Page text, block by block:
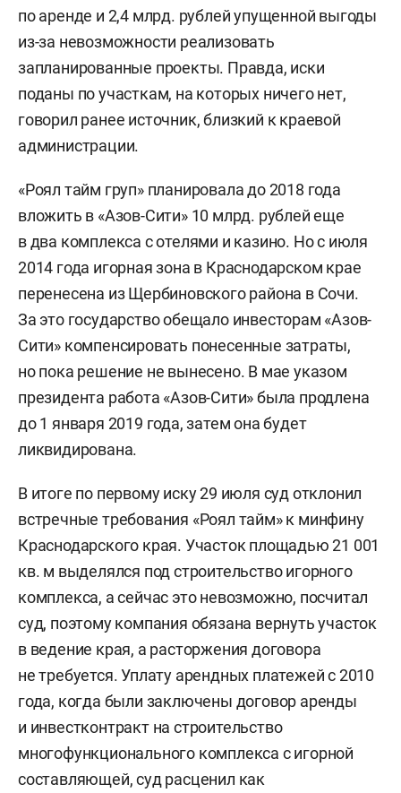
по аренде и 2,4 млрд. рублей упущенной выгоды
из-за невозможности реализовать
запланированные проекты. Правда, иски
поданы по участкам, на которых ничего нет,
говорил ранее источник, близкий к краевой
администрации.
«Роял тайм груп» планировала до 2018 года
вложить в «Азов-Сити» 10 млрд. рублей еще
в два комплекса с отелями и казино. Но с июля
2014 года игорная зона в Краснодарском крае
перенесена из Щербиновского района в Сочи.
За это государство обещало инвесторам «Азов-
Сити» компенсировать понесенные затраты,
но пока решение не вынесено. В мае указом
президента работа «Азов-Сити» была продлена
до 1 января 2019 года, затем она будет
ликвидирована.
В итоге по первому иску 29 июля суд отклонил
встречные требования «Роял тайм» к минфину
Краснодарского края. Участок площадью 21 001
кв. м выделялся под строительство игорного
комплекса, а сейчас это невозможно, посчитал
суд, поэтому компания обязана вернуть участок
в ведение края, а расторжения договора
не требуется. Уплату арендных платежей с 2010
года, когда были заключены договор аренды
и инвестконтракт на строительство
многофункционального комплекса с игорной
составляющей, суд расценил как